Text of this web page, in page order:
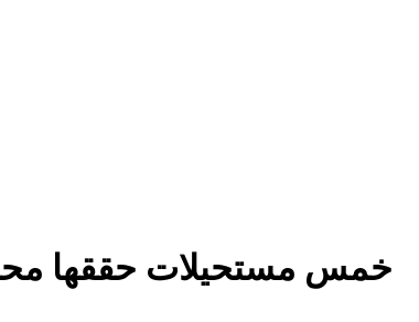
خمس مستحيلات حققها محمد بن